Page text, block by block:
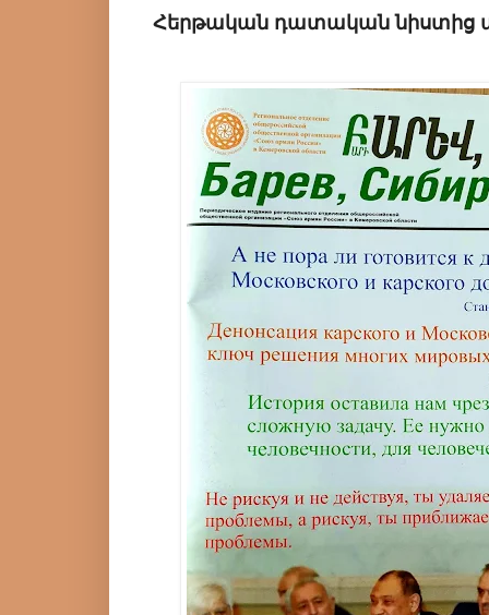
Հերթական դատական նիստից